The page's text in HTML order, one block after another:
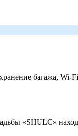
багажа, Wi-
«SHULC»